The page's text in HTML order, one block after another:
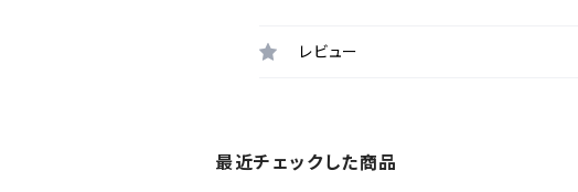
レビュー
最近チェックした商品